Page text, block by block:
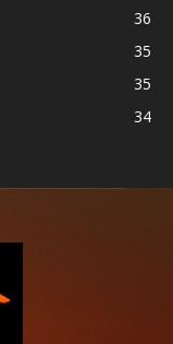
36
35
35
34